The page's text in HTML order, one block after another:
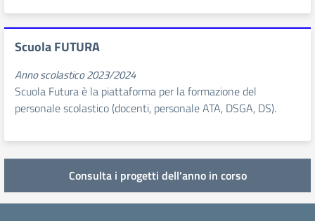
Scuola FUTURA
Anno scolastico 2023/2024
Scuola Futura è la piattaforma per la formazione del
personale scolastico (docenti, personale ATA, DSGA, DS).
Consulta i progetti dell'anno in corso